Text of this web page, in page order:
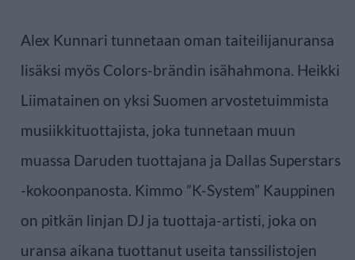
Alex Kunnari tunnetaan oman taiteilijanuransa
lisäksi myös Colors-brändin isähahmona. Heikki
Liimatainen on yksi Suomen arvostetuimmista
musiikkituottajista, joka tunnetaan muun
muassa Daruden tuottajana ja Dallas Superstars
-kokoonpanosta. Kimmo ”K-System” Kauppinen
on pitkän linjan DJ ja tuottaja-artisti, joka on
uransa aikana tuottanut useita tanssilistojen